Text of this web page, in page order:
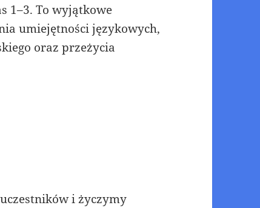
1–3. To wyjątkowe
umiejętności językowych,
oraz przeżycia
i życzymy